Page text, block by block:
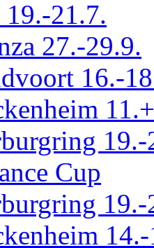
19.-21.7.
27.-29.9.
16.-
19.-
Cup
19.-